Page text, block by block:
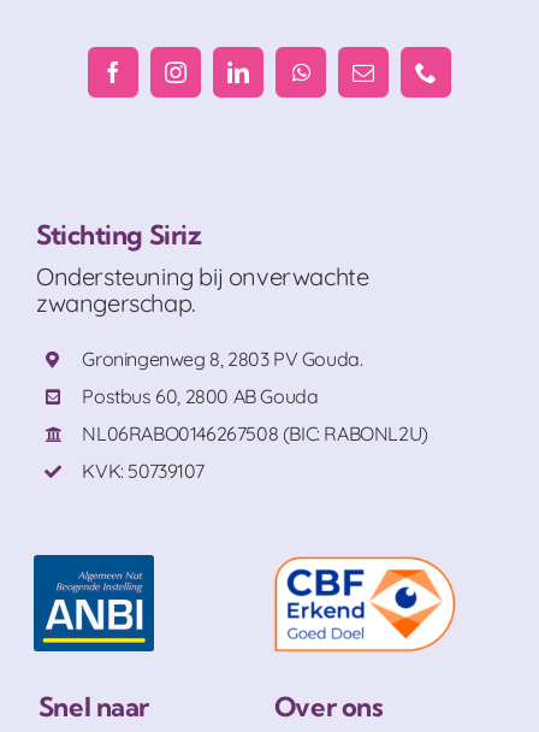
Stichting Siriz
Ondersteuning bij onverwachte
zwangerschap.
Groningenweg 8, 2803 PV Gouda.
Postbus 60, 2800 AB Gouda
NL06RABO0146267508 (BIC: RABONL2U)
KVK: 50739107
Snel naar Over ons